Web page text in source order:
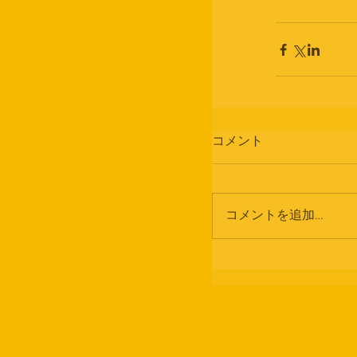
コメント
コメントを追加…